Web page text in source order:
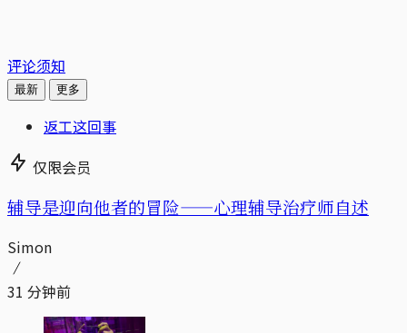
评论须知
最新 更多
返工这回事
仅限会员
辅导是迎向他者的冒险——心理辅导治疗师自述
Simon
31 分钟前